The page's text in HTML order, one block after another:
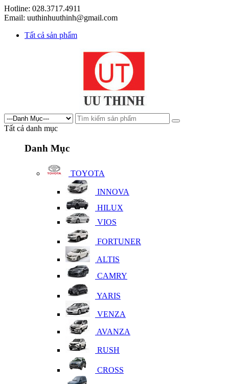
Hotline: 028.3717.4911
Email: uuthinhuuthinh@gmail.com
Tất cả sản phẩm
Tất cả danh mục
Danh Mục
TOYOTA
INNOVA
HILUX
VIOS
FORTUNER
ALTIS
CAMRY
YARIS
VENZA
AVANZA
RUSH
CROSS